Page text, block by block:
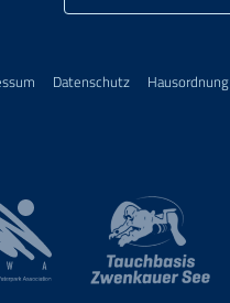
Datenschutz Hausordnung
Waterpark Association